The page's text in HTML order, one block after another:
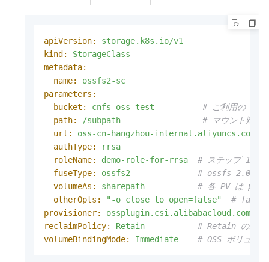
apiVersion:
storage.k8s.io/v1
kind:
StorageClass
metadata:
name:
ossfs2-sc
parameters:
bucket:
cnfs-oss-test
# ご利用の OSS
path:
/subpath
# マウント対象
url:
oss-cn-hangzhou-internal.aliyuncs.com
authType:
rrsa
roleName:
demo-role-for-rrsa
# ステップ 1 で
fuseType:
ossfs2
# ossfs 2.0 クラ
volumeAs:
sharepath
# 各 PV は path
otherOpts:
"-o close_to_open=false"
# false（
provisioner:
ossplugin.csi.alibabacloud.com
reclaimPolicy:
Retain
# Retain のみが
volumeBindingMode:
Immediate # OSS ボリュー